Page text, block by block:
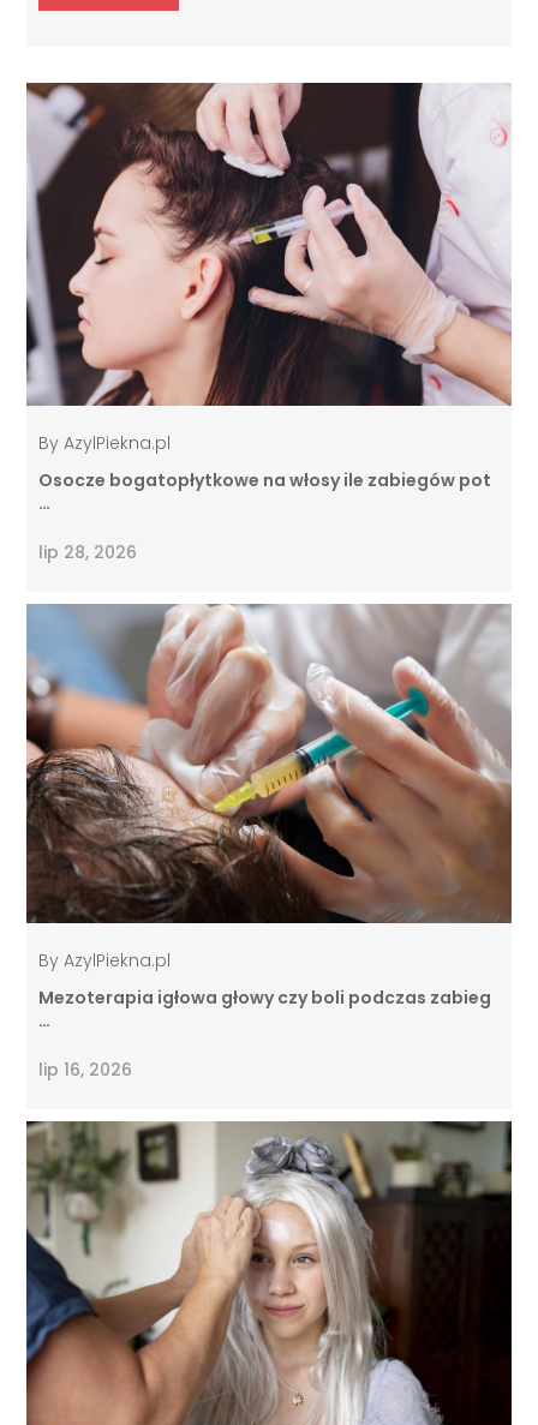
ByAzylPiekna.pl
Osocze bogatopłytkowe na włosy ile zabiegów pot
…
lip 28, 2026
ByAzylPiekna.pl
Mezoterapia igłowa głowy czy boli podczas zabieg
…
lip 16, 2026